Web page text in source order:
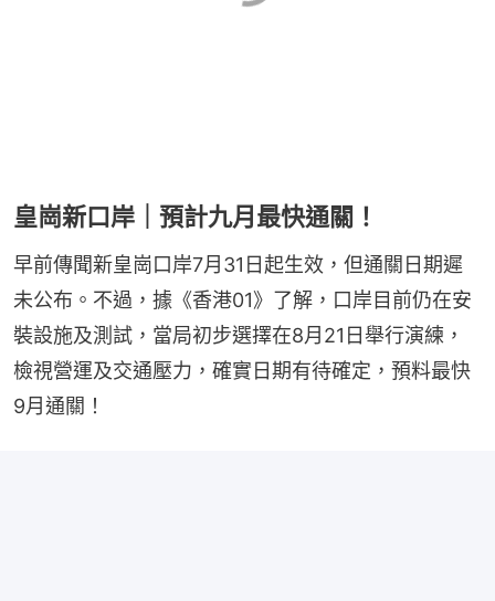
皇崗新口岸｜預計九月最快通關！
早前傳聞新皇崗口岸7月31日起生效，但通關日期遲
未公布。不過，據《香港01》了解，口岸目前仍在安
裝設施及測試，當局初步選擇在8月21日舉行演練，
檢視營運及交通壓力，確實日期有待確定，預料最快
9月通關！